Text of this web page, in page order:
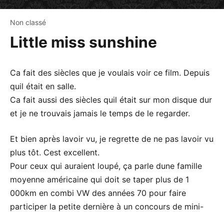
Non classé
Little miss sunshine
Ca fait des siècles que je voulais voir ce film. Depuis
quil était en salle.
Ca fait aussi des siècles quil était sur mon disque dur
et je ne trouvais jamais le temps de le regarder.
Et bien après lavoir vu, je regrette de ne pas lavoir vu
plus tôt. Cest excellent.
Pour ceux qui auraient loupé, ça parle dune famille
moyenne américaine qui doit se taper plus de 1
000km en combi VW des années 70 pour faire
participer la petite dernière à un concours de mini-